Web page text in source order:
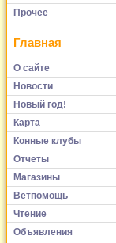
Прочее
Главная
О сайте
Новости
Новый год!
Карта
Конные клубы
Отчеты
Магазины
Ветпомощь
Чтение
Объявления